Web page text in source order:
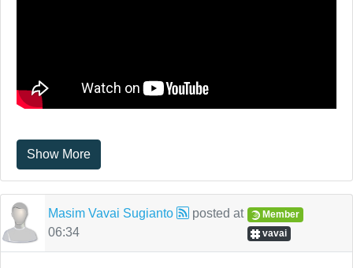
Show More
Masim Vavai Sugianto
posted at
06:34
Member
vavai